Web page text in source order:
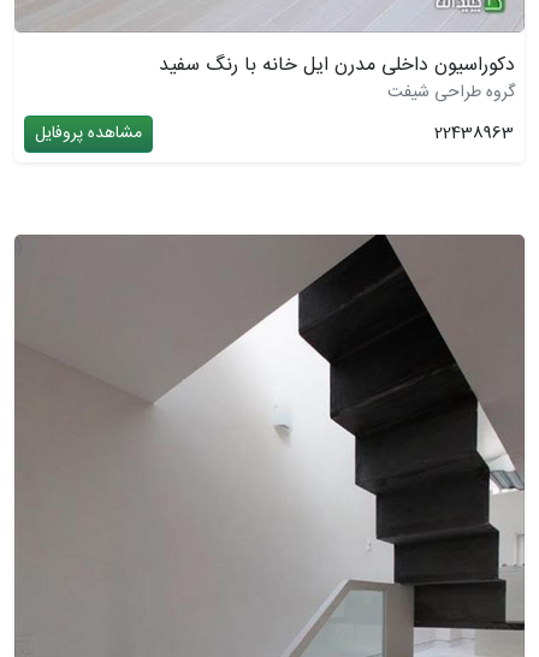
دکوراسیون داخلی مدرن ایل خانه با رنگ سفید
گروه طراحی شیفت
22438963
مشاهده پروفایل